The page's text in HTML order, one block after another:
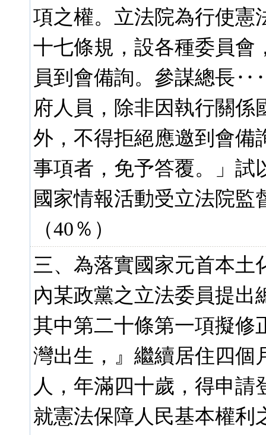
項之權。立法院為行使憲
十七條規，設各種委員會
員到會備詢。參謀總長
府人員，除非因執行關係
外，不得拒絕應邀到會備
事項者，免予答覆。」試
國家情報活動受立法院
（40％）
三、為落實國家元首本土
內某政黨之立法委員提出
其中第二十條第一項擬修
灣出生，』繼續居住四個
人，年滿四十歲，得申
就憲法保障人民基本權利